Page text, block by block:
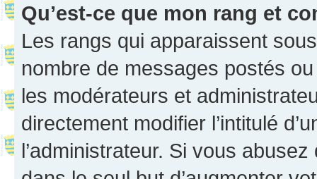
Qu’est-ce que mon rang et
Les rangs qui apparaissent
nombre de messages postés
les modérateurs et
directement modifier l’intitulé
l’administrateur. Si vous